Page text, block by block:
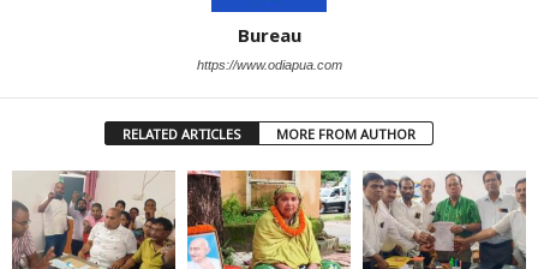
Bureau
https://www.odiapua.com
RELATED ARTICLES MORE FROM AUTHOR